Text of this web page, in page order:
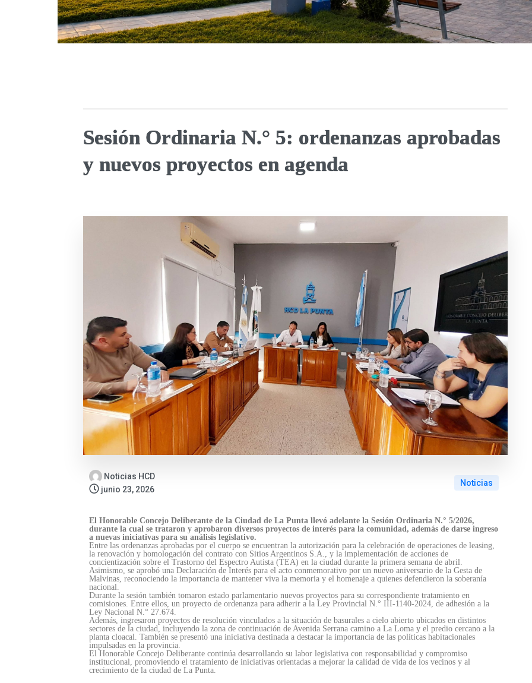
Sesión Ordinaria N.° 5: ordenanzas aprobadas
y nuevos proyectos en agenda
Noticias HCD
junio 23, 2026
Noticias
El Honorable Concejo Deliberante de la Ciudad de La Punta llevó adelante la Sesión Ordinaria N.° 5/2026,
durante la cual se trataron y aprobaron diversos proyectos de interés para la comunidad, además de darse ingreso
a nuevas iniciativas para su análisis legislativo.
Entre las ordenanzas aprobadas por el cuerpo se encuentran la autorización para la celebración de operaciones de leasing,
la renovación y homologación del contrato con Sitios Argentinos S.A., y la implementación de acciones de
concientización sobre el Trastorno del Espectro Autista (TEA) en la ciudad durante la primera semana de abril.
Asimismo, se aprobó una Declaración de Interés para el acto conmemorativo por un nuevo aniversario de la Gesta de
Malvinas, reconociendo la importancia de mantener viva la memoria y el homenaje a quienes defendieron la soberanía
nacional.
Durante la sesión también tomaron estado parlamentario nuevos proyectos para su correspondiente tratamiento en
comisiones. Entre ellos, un proyecto de ordenanza para adherir a la Ley Provincial N.° III-1140-2024, de adhesión a la
Ley Nacional N.° 27.674.
Además, ingresaron proyectos de resolución vinculados a la situación de basurales a cielo abierto ubicados en distintos
sectores de la ciudad, incluyendo la zona de continuación de Avenida Serrana camino a La Loma y el predio cercano a la
planta cloacal. También se presentó una iniciativa destinada a destacar la importancia de las políticas habitacionales
impulsadas en la provincia.
El Honorable Concejo Deliberante continúa desarrollando su labor legislativa con responsabilidad y compromiso
institucional, promoviendo el tratamiento de iniciativas orientadas a mejorar la calidad de vida de los vecinos y al
crecimiento de la ciudad de La Punta.